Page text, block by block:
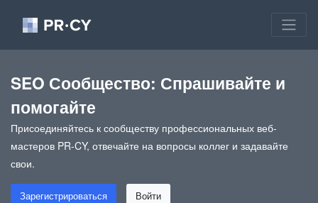
SEO Сообщество: Спрашивайте и
помогайте
Присоединяйтесь к сообществу профессиональных веб-
мастеров PR-CY, отвечайте на вопросы коллег и задавайте
свои.
Зарегистрироваться Войти